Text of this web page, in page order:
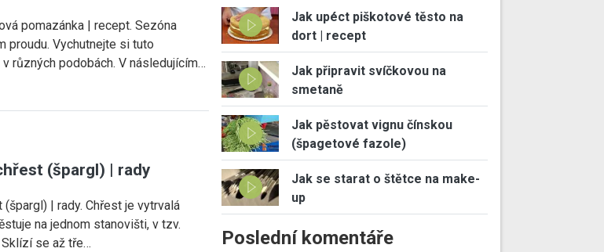
pomazánka | recept. Sezóna
proudu. Vychutnejte si tuto
různých podobách. V následujícím…
(špargl) | rady
| rady. Chřest je vytrvalá
na jednom stanovišti, v tzv.
Sklízí se až tře…
Jak upéct piškotové těsto na
dort | recept
Jak připravit svíčkovou na
smetaně
Jak pěstovat vignu čínskou
(špagetové fazole)
Jak se starat o štětce na make-
up
Poslední komentáře